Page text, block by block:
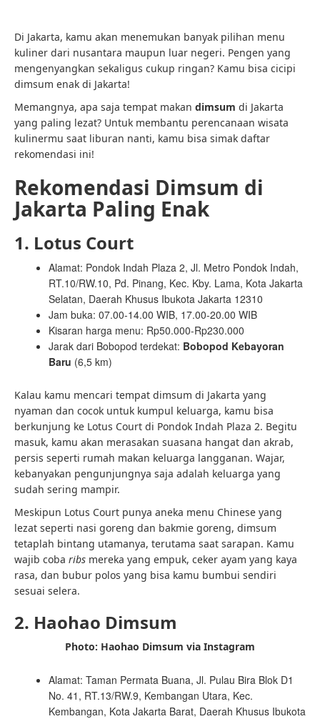
Di Jakarta, kamu akan menemukan banyak pilihan menu
kuliner dari nusantara maupun luar negeri. Pengen yang
mengenyangkan sekaligus cukup ringan? Kamu bisa cicipi
dimsum enak di Jakarta!
Memangnya, apa saja tempat makan dimsum di Jakarta
yang paling lezat? Untuk membantu perencanaan wisata
kulinermu saat liburan nanti, kamu bisa simak daftar
rekomendasi ini!
Rekomendasi Dimsum di
Jakarta Paling Enak
1. Lotus Court
Alamat: Pondok Indah Plaza 2, Jl. Metro Pondok Indah,
RT.10/RW.10, Pd. Pinang, Kec. Kby. Lama, Kota Jakarta
Selatan, Daerah Khusus Ibukota Jakarta 12310
Jam buka: 07.00-14.00 WIB, 17.00-20.00 WIB
Kisaran harga menu: Rp50.000-Rp230.000
Jarak dari Bobopod terdekat: Bobopod Kebayoran
Baru (6,5 km)
Kalau kamu mencari tempat dimsum di Jakarta yang
nyaman dan cocok untuk kumpul keluarga, kamu bisa
berkunjung ke Lotus Court di Pondok Indah Plaza 2. Begitu
masuk, kamu akan merasakan suasana hangat dan akrab,
persis seperti rumah makan keluarga langganan. Wajar,
kebanyakan pengunjungnya saja adalah keluarga yang
sudah sering mampir.
Meskipun Lotus Court punya aneka menu Chinese yang
lezat seperti nasi goreng dan bakmie goreng, dimsum
tetaplah bintang utamanya, terutama saat sarapan. Kamu
wajib coba ribs mereka yang empuk, ceker ayam yang kaya
rasa, dan bubur polos yang bisa kamu bumbui sendiri
sesuai selera.
2. Haohao Dimsum
Photo: Haohao Dimsum via Instagram
Alamat: Taman Permata Buana, Jl. Pulau Bira Blok D1
No. 41, RT.13/RW.9, Kembangan Utara, Kec.
Kembangan, Kota Jakarta Barat, Daerah Khusus Ibukota